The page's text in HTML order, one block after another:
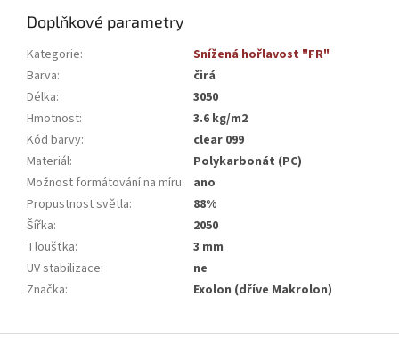
Doplňkové parametry
Kategorie:
Snížená hořlavost "FR"
Barva:
čirá
Délka:
3050
Hmotnost:
3.6 kg/m2
Kód barvy:
clear 099
Materiál:
Polykarbonát (PC)
Možnost formátování na míru: ano
Propustnost světla:
88%
Šířka:
2050
Tloušťka:
3 mm
UV stabilizace:
ne
Značka: Exolon (dříve Makrolon)